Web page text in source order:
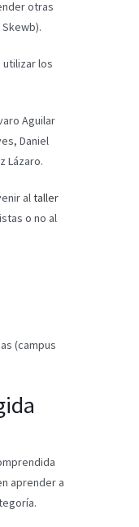
otras
los
Aguilar
Daniel
Lázaro.
altaller
o no al
(campus
aprender a